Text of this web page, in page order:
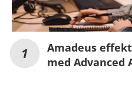
Amadeus
med Advanced